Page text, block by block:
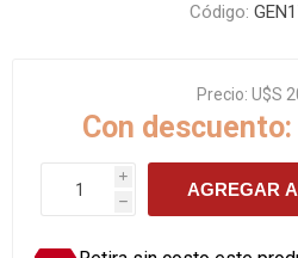
Código:
Precio: U$S
Con descuento:
i
h
AGREGAR